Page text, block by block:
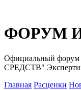
ФОРУМ
Официальный
СРЕДСТВ"
Главная Расценки